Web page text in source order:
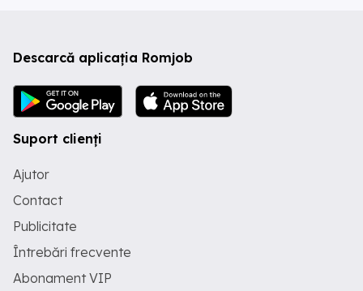
Descarcă aplicația Romjob
Suport clienți
Ajutor
Contact
Publicitate
Întrebări frecvente
Abonament VIP